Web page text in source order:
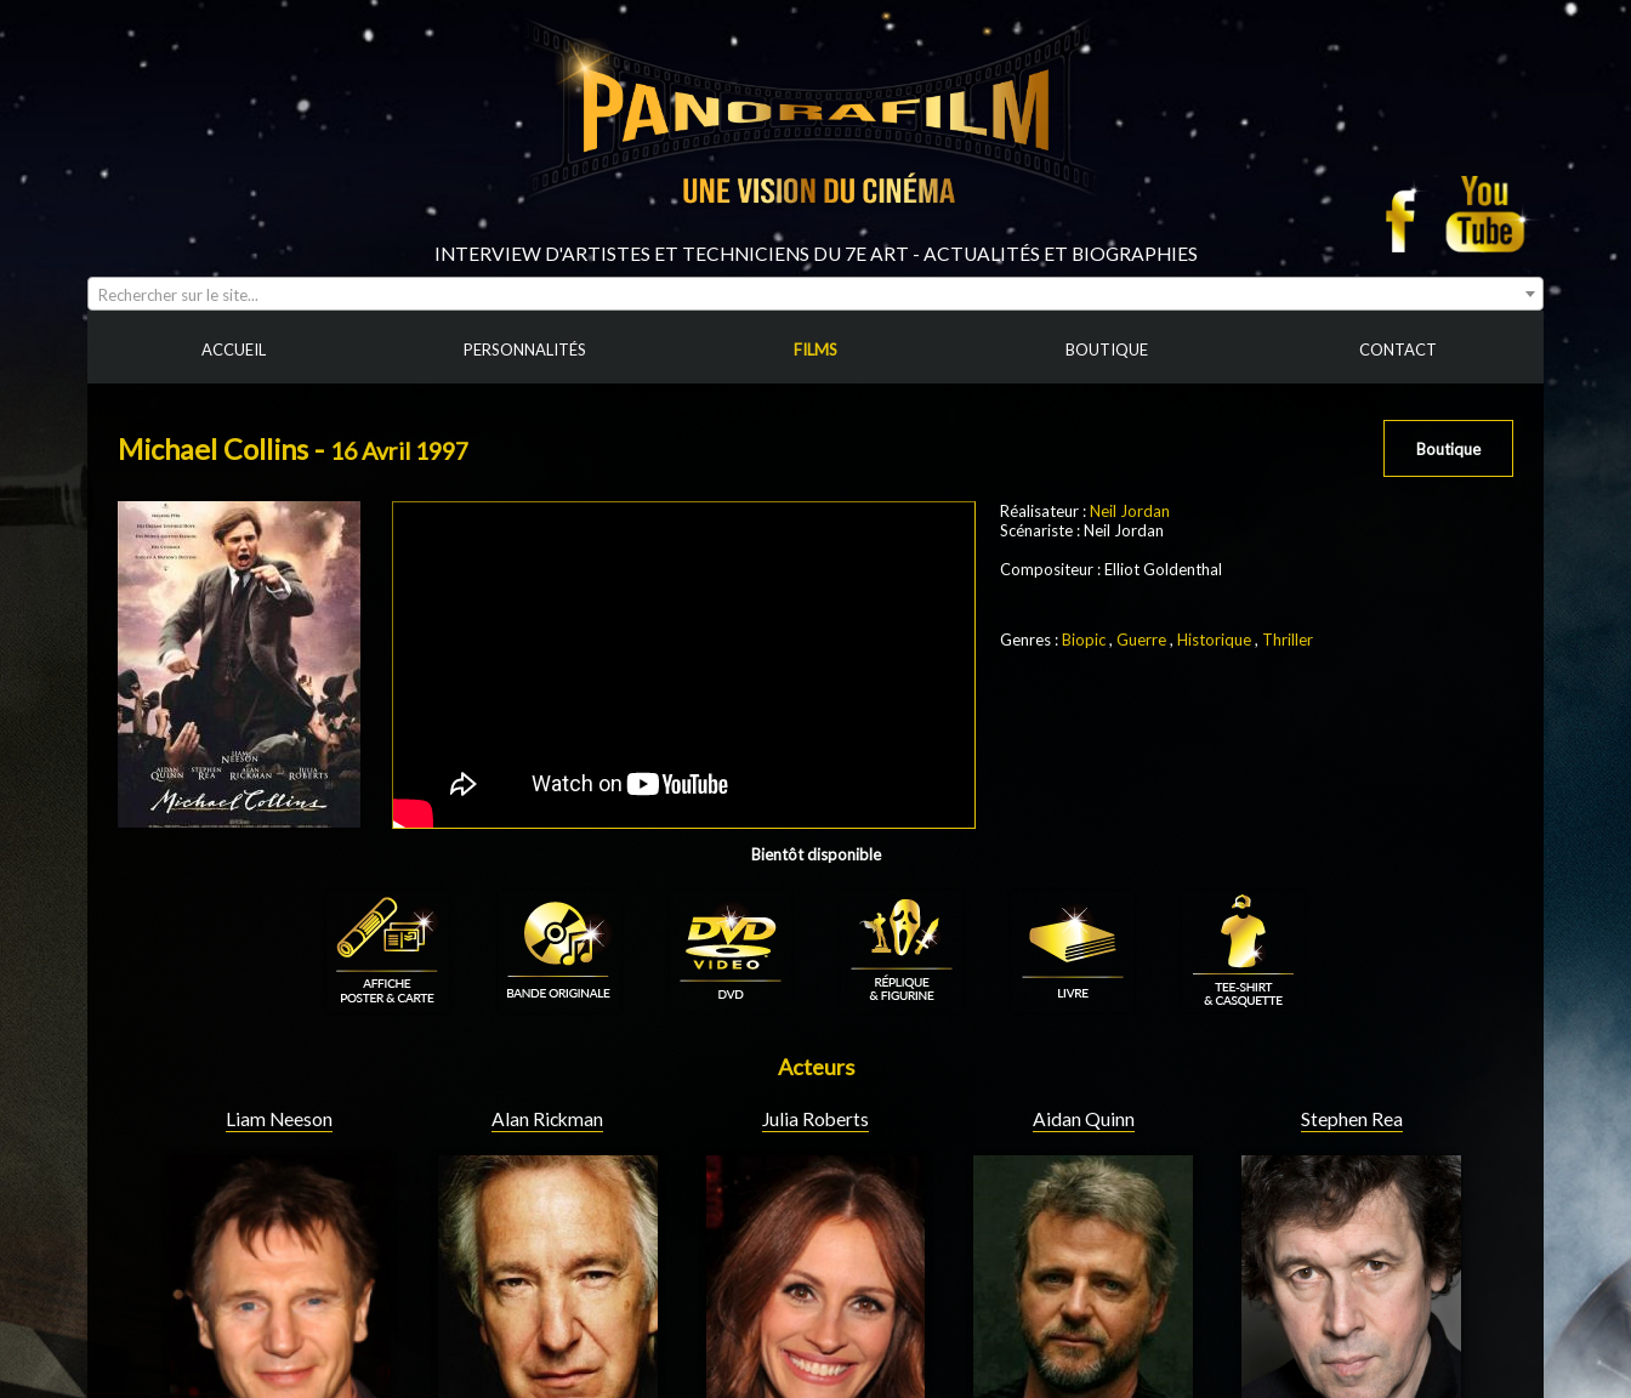
INTERVIEW D'ARTISTES ET TECHNICIENS DU 7E ART - ACTUALITÉS ET BIOGRAPHIES
Rechercher sur le site...
ACCUEIL PERSONNALITÉS FILMS BOUTIQUE CONTACT
Michael Collins - 16 Avril 1997 Boutique
Réalisateur :Neil Jordan
Scénariste : Neil Jordan
Compositeur :Elliot Goldenthal
Genres :Biopic, Guerre, Historique, Thriller
Bientôt disponible
Acteurs
Liam Neeson Alan Rickman Julia Roberts Aidan Quinn Stephen Rea